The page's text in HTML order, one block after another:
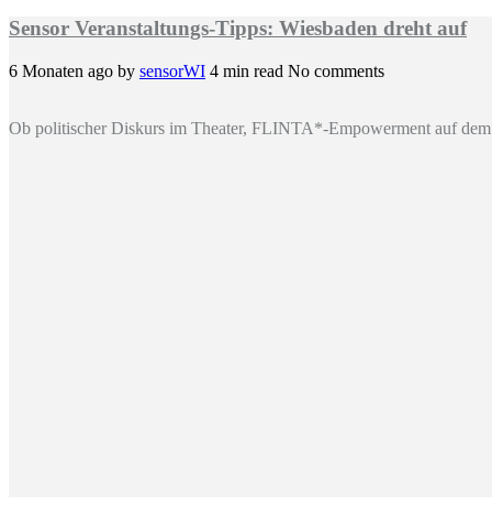
Sensor Veranstaltungs-Tipps: Wiesbaden dreht auf
6 Monaten ago by sensorWI 4 min read No comments
Ob politischer Diskurs im Theater, FLINTA*-Empowerment auf